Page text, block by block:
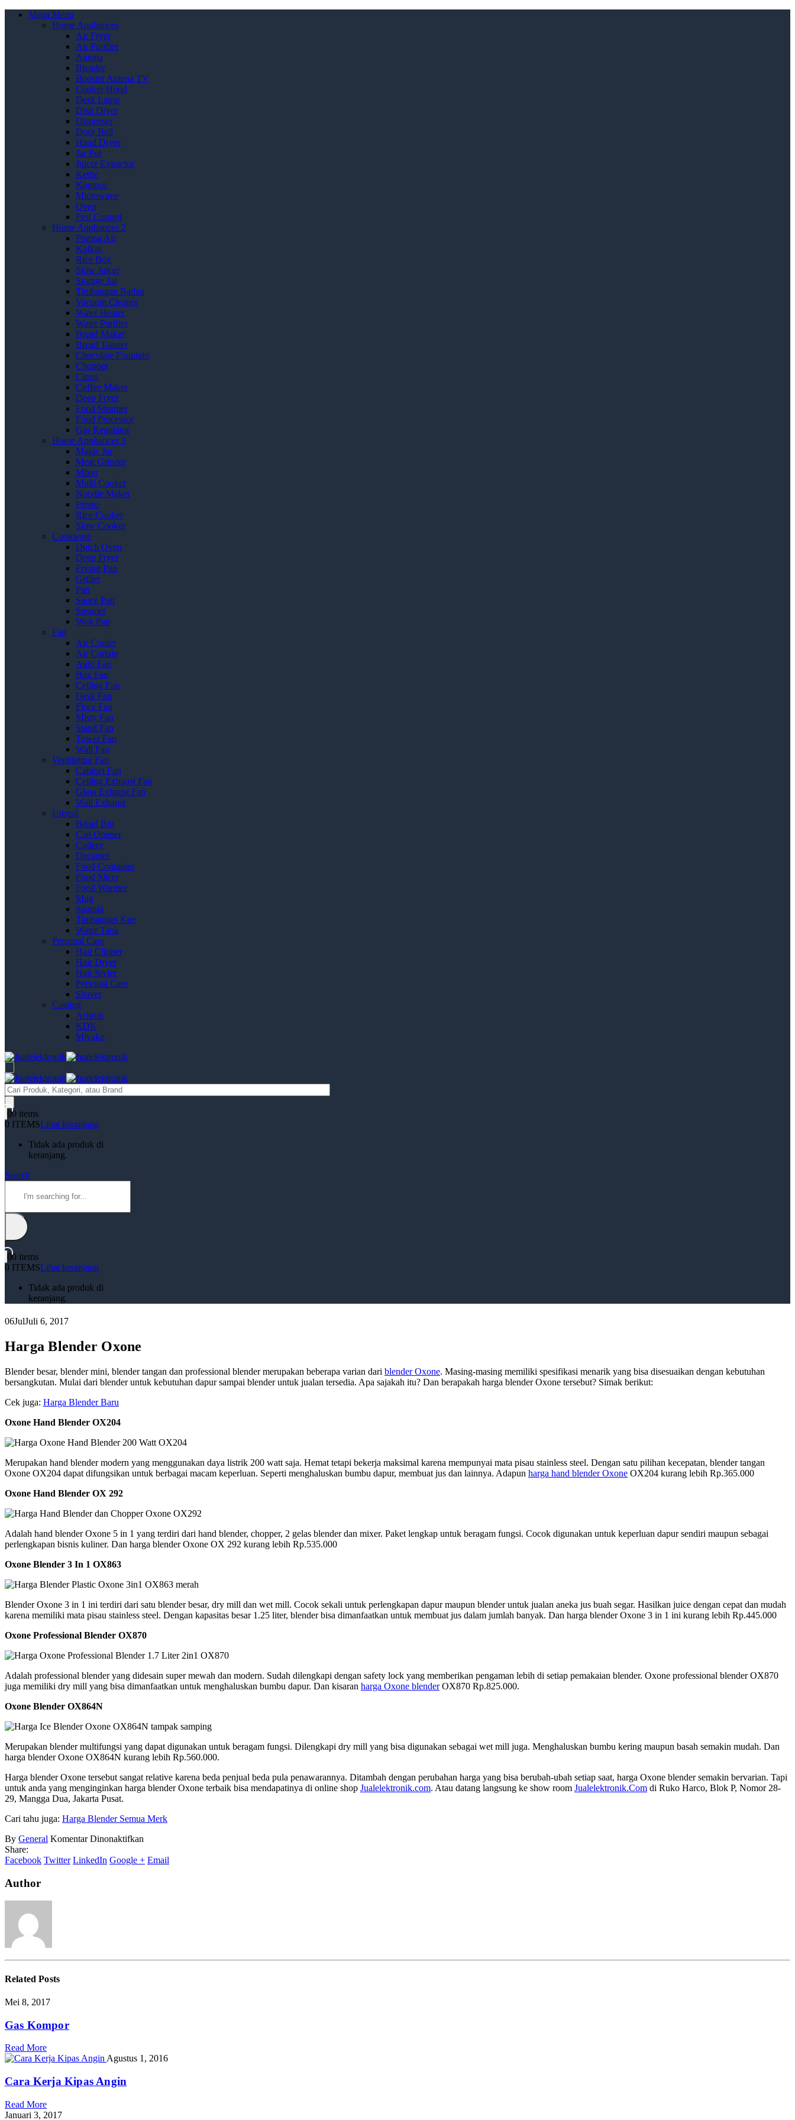
Mega Menu
Home Appliances
Air Fryer
Air Purifier
Antena
Blender
Booster Antena TV
Cooker Hood
Desk Lamp
Dish Dryer
Dispenser
Door Bell
Hand Dryer
Jar Pot
Juicer Extractor
Kettle
Kompor
Microwave
Oven
Pest Control
Home Appliances 2
Pompa Air
Kulkas
Rice Box
Slow Juicer
Storage Jar
Timbangan Badan
Vacuum Cleaner
Water Heater
Water Purifier
Bread Maker
Bread Toaster
Chocolate Fountain
Chopper
Citrus
Coffee Maker
Deep Fryer
Food Steamer
Food Processor
Gas Regulator
Home Appliances 3
Magic Jar
Meat Grinder
Mixer
Multi Cooker
Noodle Maker
Presto
Rice Cooker
Slow Cooker
Cookware
Dutch Oven
Deep Fryer
Frying Pan
Griller
Pan
Sauce Pan
Steamer
Wok Pan
Fan
Air Cooler
Air Curtain
Auto Fan
Box Fan
Ceiling Fan
Desk Fan
Floor Fan
Misty Fan
Stand Fan
Tower Fan
Wall Fan
Ventilating Fan
Cabinet Fan
Ceiling Exhaust Fan
Glass Exhaust Fan
Wall Exhaust
Utensil
Bread Bin
Can Opener
Cutlery
Decanter
Food Container
Food Slicer
Food Warmer
Mug
Spatula
Timbangan Kue
Water Tank
Personal Care
Hair Clipper
Hair Dryer
Hair Styler
Personal Care
Shaver
Catalog
Ariston
KDK
Miyako
Products
search
00 items
0 ITEMSLihat keranjang
Tidak ada produk di
keranjang.
Search
00 items
0 ITEMSLihat keranjang
Tidak ada produk di
keranjang.
06JulJuli 6, 2017
Harga Blender Oxone
Blender besar, blender mini, blender tangan dan professional blender merupakan beberapa varian dari blender Oxone. Masing-masing memiliki spesifikasi menarik yang bisa disesuaikan dengan kebutuhan
bersangkutan. Mulai dari blender untuk kebutuhan dapur sampai blender untuk jualan tersedia. Apa sajakah itu? Dan berapakah harga blender Oxone tersebut? Simak berikut:
Cek juga: Harga Blender Baru
Oxone Hand Blender OX204
Merupakan hand blender modern yang menggunakan daya listrik 200 watt saja. Hemat tetapi bekerja maksimal karena mempunyai mata pisau stainless steel. Dengan satu pilihan kecepatan, blender tangan
Oxone OX204 dapat difungsikan untuk berbagai macam keperluan. Seperti menghaluskan bumbu dapur, membuat jus dan lainnya. Adapun harga hand blender Oxone OX204 kurang lebih Rp.365.000
Oxone Hand Blender OX 292
Adalah hand blender Oxone 5 in 1 yang terdiri dari hand blender, chopper, 2 gelas blender dan mixer. Paket lengkap untuk beragam fungsi. Cocok digunakan untuk keperluan dapur sendiri maupun sebagai
perlengkapan bisnis kuliner. Dan harga blender Oxone OX 292 kurang lebih Rp.535.000
Oxone Blender 3 In 1 OX863
Blender Oxone 3 in 1 ini terdiri dari satu blender besar, dry mill dan wet mill. Cocok sekali untuk perlengkapan dapur maupun blender untuk jualan aneka jus buah segar. Hasilkan juice dengan cepat dan mudah
karena memiliki mata pisau stainless steel. Dengan kapasitas besar 1.25 liter, blender bisa dimanfaatkan untuk membuat jus dalam jumlah banyak. Dan harga blender Oxone 3 in 1 ini kurang lebih Rp.445.000
Oxone Professional Blender OX870
Adalah professional blender yang didesain super mewah dan modern. Sudah dilengkapi dengan safety lock yang memberikan pengaman lebih di setiap pemakaian blender. Oxone professional blender OX870
juga memiliki dry mill yang bisa dimanfaatkan untuk menghaluskan bumbu dapur. Dan kisaran harga Oxone blenderOX870 Rp.825.000.
Oxone Blender OX864N
Merupakan blender multifungsi yang dapat digunakan untuk beragam fungsi. Dilengkapi dry mill yang bisa digunakan sebagai wet mill juga. Menghaluskan bumbu kering maupun basah semakin mudah. Dan
harga blender Oxone OX864N kurang lebih Rp.560.000.
Harga blender Oxone tersebut sangat relative karena beda penjual beda pula penawarannya. Ditambah dengan perubahan harga yang bisa berubah-ubah setiap saat, harga Oxone blender semakin bervarian. Tapi
untuk anda yang menginginkan harga blender Oxone terbaik bisa mendapatinya di online shop Jualelektronik.com. Atau datang langsung ke show room Jualelektronik.Com di Ruko Harco, Blok P, Nomor 28-
29, Mangga Dua, Jakarta Pusat.
Cari tahu juga: Harga Blender Semua Merk
By General Komentar Dinonaktifkan
Blender
Share:
Facebook Twitter LinkedIn Google + Email
Author
RelatedPosts
Mei 8, 2017
Gas Kompor
Read More
Agustus 1, 2016
Cara Kerja Kipas Angin
Read More
Januari 3, 2017